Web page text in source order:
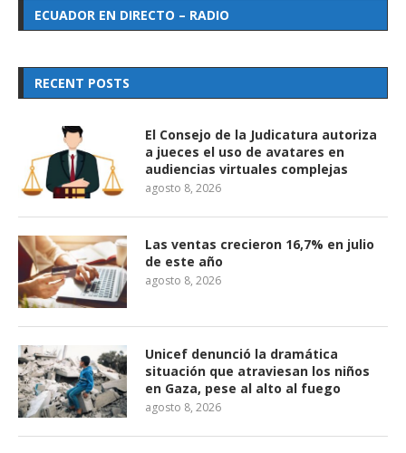
ECUADOR EN DIRECTO – RADIO
RECENT POSTS
El Consejo de la Judicatura autoriza
a jueces el uso de avatares en
audiencias virtuales complejas
agosto 8, 2026
Las ventas crecieron 16,7% en julio
de este año
agosto 8, 2026
Unicef denunció la dramática
situación que atraviesan los niños
en Gaza, pese al alto al fuego
agosto 8, 2026